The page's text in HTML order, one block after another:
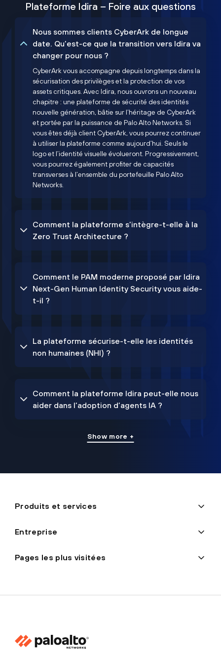
Plateforme Idira – Foire aux questions
Nous sommes clients CyberArk de longue
date. Qu’est-ce que la transition vers Idira va
changer pour nous ?
CyberArk vous accompagne depuis longtemps dans la
sécurisation des privilèges et la protection de vos
assets critiques. Avec Idira, nous ouvrons un nouveau
chapitre : une plateforme de sécurité des identités
nouvelle génération, bâtie sur l’héritage de CyberArk
et portée par la puissance de Palo Alto Networks. Si
vous êtes déjà client CyberArk, vous pourrez continuer
à utiliser la plateforme comme aujourd’hui. Seuls le
logo et l’identité visuelle évolueront. Progressivement,
vous pourrez également profiter de capacités
transverses à l’ensemble du portefeuille Palo Alto
Networks.
Comment la plateforme s’intègre-t-elle à la
Zero Trust Architecture ?
Comment le PAM moderne proposé par Idira
Next-Gen Human Identity Security vous aide-
t-il ?
La plateforme sécurise-t-elle les identités
non humaines (NHI) ?
Comment la plateforme Idira peut-elle nous
aider dans l’adoption d’agents IA ?
Show more +
Produits et services
Entreprise
Pages les plus visitées